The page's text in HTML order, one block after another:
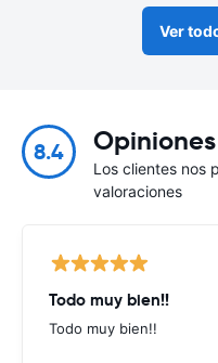
Ver
8.4
Los clientes nos
valoraciones
Todo muy bien!!
Todo muy bien!!